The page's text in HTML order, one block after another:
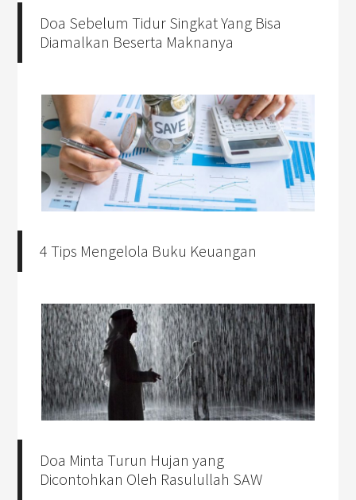
Doa Sebelum Tidur Singkat Yang Bisa
Diamalkan Beserta Maknanya
4 Tips Mengelola Buku Keuangan
Doa Minta Turun Hujan yang
Dicontohkan Oleh Rasulullah SAW